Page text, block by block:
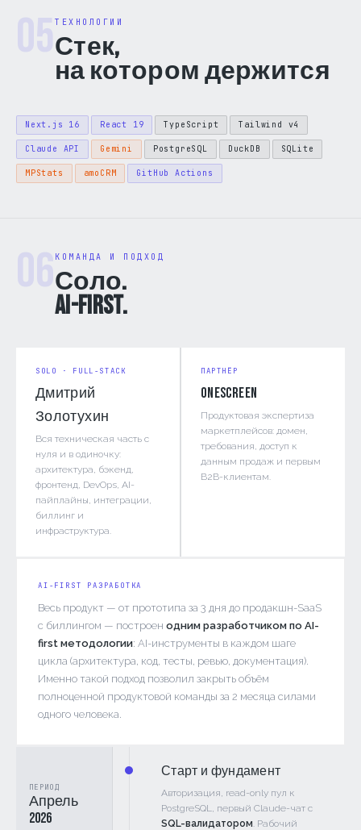
ТЕХНОЛОГИИ
Стек,
на котором держится
Next.js 16 React 19 TypeScript Tailwind v4
Claude API Gemini PostgreSQL DuckDB SQLite
MPStats amoCRM GitHub Actions
КОМАНДА И ПОДХОД
Соло.
AI-first.
SOLO · FULL-STACK
Дмитрий
Золотухин
Вся техническая часть с
нуля и в одиночку:
архитектура, бэкенд,
фронтенд, DevOps, AI-
пайплайны, интеграции,
биллинг и
инфраструктура.
ПАРТНЁР
OneScreen
Продуктовая экспертиза
маркетплейсов: домен,
требования, доступ к
данным продаж и первым
B2B-клиентам.
AI-FIRST РАЗРАБОТКА
Весь продукт — от прототипа за 3 дня до продакшн-SaaS
с биллингом — построен одним разработчиком по AI-
first методологии: AI-инструменты в каждом шаге
цикла (архитектура, код, тесты, ревью, документация).
Именно такой подход позволил закрыть объём
полноценной продуктовой команды за 2 месяца силами
одного человека.
ПЕРИОД
Апрель
2026
Старт и фундамент
Авторизация, read-only пул к
PostgreSQL, первый Claude-чат с
SQL-валидатором . Рабочий